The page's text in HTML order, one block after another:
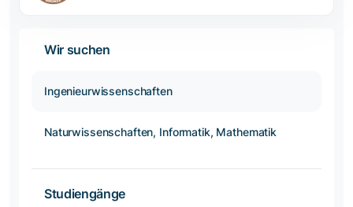
Wir suchen
Ingenieurwissenschaften
Naturwissenschaften, Informatik, Mathematik
Studiengänge